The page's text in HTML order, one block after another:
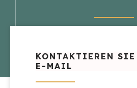
KONTAKTIEREN SIE
E-MAIL